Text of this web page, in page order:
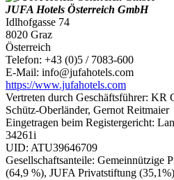
JUFA Hotels Österreich GmbH
Idlhofgasse 74
8020 Graz
Österreich
Telefon: +43 (0)5 / 7083-600
E-Mail: info@jufahotels.com
https://www.jufahotels.com
Vertreten durch Geschäftsführer: KR
Schütz-Oberländer, Gernot Reitmaier
Eingetragen beim Registergericht:
34261i
UID: ATU39646709
Gesellschaftsanteile: Gemeinnützige
(64,9 %), JUFA Privatstiftung (35,1%)